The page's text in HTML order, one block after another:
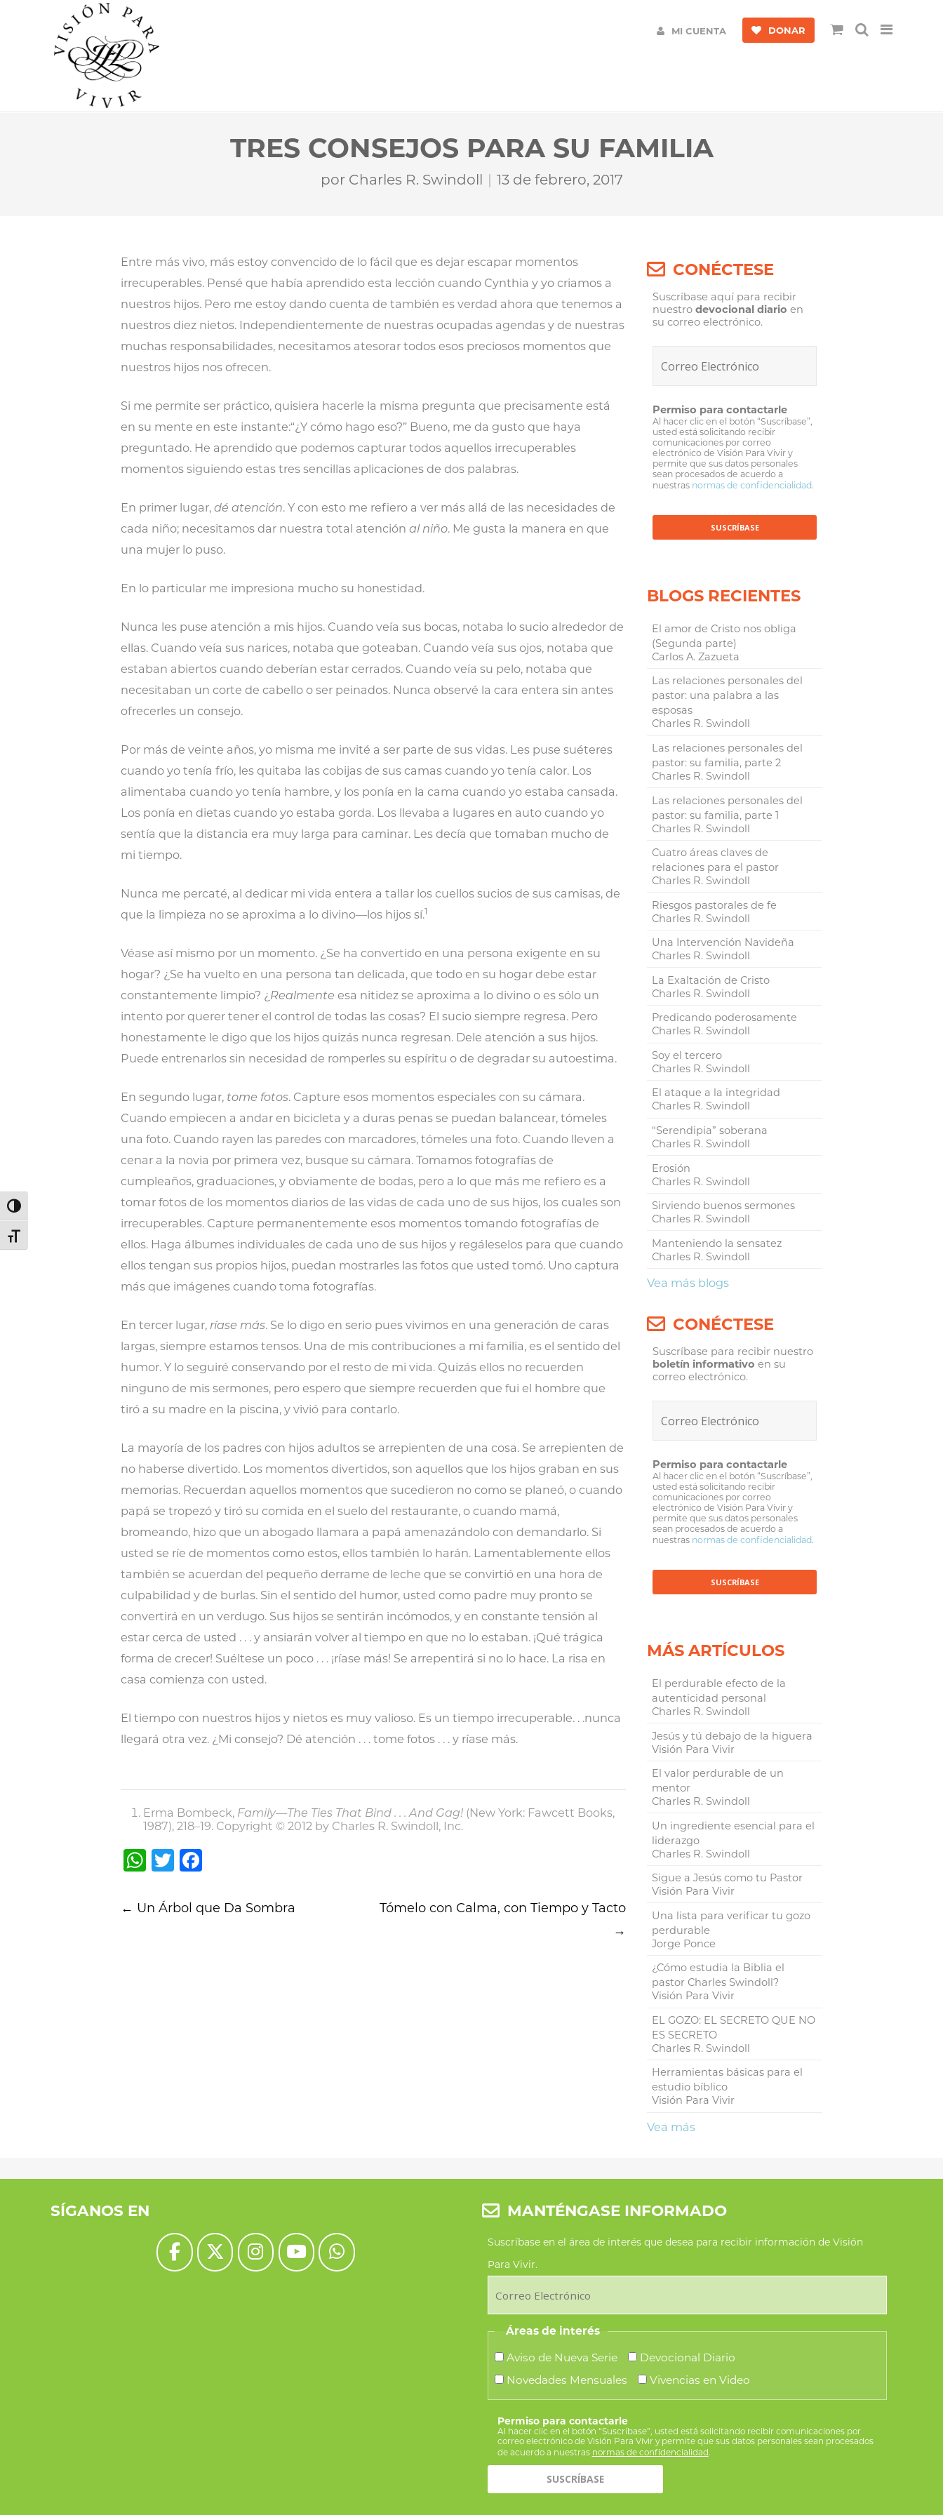
Alternar alto contraste
Alternar tamaño de letra
MI CUENTA DONAR
TRES CONSEJOS PARA SU FAMILIA
por Charles R. Swindoll 13 de febrero, 2017
Entre más vivo, más estoy convencido de lo fácil que es dejar escapar momentos
irrecuperables. Pensé que había aprendido esta lección cuando Cynthia y yo criamos a
nuestros hijos. Pero me estoy dando cuenta de también es verdad ahora que tenemos a
nuestros diez nietos. Independientemente de nuestras ocupadas agendas y de nuestras
muchas responsabilidades, necesitamos atesorar todos esos preciosos momentos que
nuestros hijos nos ofrecen.
Si me permite ser práctico, quisiera hacerle la misma pregunta que precisamente está
en su mente en este instante:“¿Y cómo hago eso?” Bueno, me da gusto que haya
preguntado. He aprendido que podemos capturar todos aquellos irrecuperables
momentos siguiendo estas tres sencillas aplicaciones de dos palabras.
En primer lugar, dé atención. Y con esto me refiero a ver más allá de las necesidades de
cada niño; necesitamos dar nuestra total atención al niño. Me gusta la manera en que
una mujer lo puso.
En lo particular me impresiona mucho su honestidad.
Nunca les puse atención a mis hijos. Cuando veía sus bocas, notaba lo sucio alrededor de
ellas. Cuando veía sus narices, notaba que goteaban. Cuando veía sus ojos, notaba que
estaban abiertos cuando deberían estar cerrados. Cuando veía su pelo, notaba que
necesitaban un corte de cabello o ser peinados. Nunca observé la cara entera sin antes
ofrecerles un consejo.
Por más de veinte años, yo misma me invité a ser parte de sus vidas. Les puse suéteres
cuando yo tenía frío, les quitaba las cobijas de sus camas cuando yo tenía calor. Los
alimentaba cuando yo tenía hambre, y los ponía en la cama cuando yo estaba cansada.
Los ponía en dietas cuando yo estaba gorda. Los llevaba a lugares en auto cuando yo
sentía que la distancia era muy larga para caminar. Les decía que tomaban mucho de
mi tiempo.
Nunca me percaté, al dedicar mi vida entera a tallar los cuellos sucios de sus camisas, de
que la limpieza no se aproxima a lo divino—los hijos sí.1
Véase así mismo por un momento. ¿Se ha convertido en una persona exigente en su
hogar? ¿Se ha vuelto en una persona tan delicada, que todo en su hogar debe estar
constantemente limpio? ¿ Realmente esa nitidez se aproxima a lo divino o es sólo un
intento por querer tener el control de todas las cosas? El sucio siempre regresa. Pero
honestamente le digo que los hijos quizás nunca regresan. Dele atención a sus hijos.
Puede entrenarlos sin necesidad de romperles su espíritu o de degradar su autoestima.
En segundo lugar, tome fotos. Capture esos momentos especiales con su cámara.
Cuando empiecen a andar en bicicleta y a duras penas se puedan balancear, tómeles
una foto. Cuando rayen las paredes con marcadores, tómeles una foto. Cuando lleven a
cenar a la novia por primera vez, busque su cámara. Tomamos fotografías de
cumpleaños, graduaciones, y obviamente de bodas, pero a lo que más me refiero es a
tomar fotos de los momentos diarios de las vidas de cada uno de sus hijos, los cuales son
irrecuperables. Capture permanentemente esos momentos tomando fotografías de
ellos. Haga álbumes individuales de cada uno de sus hijos y regáleselos para que cuando
ellos tengan sus propios hijos, puedan mostrarles las fotos que usted tomó. Uno captura
más que imágenes cuando toma fotografías.
En tercer lugar, ríase más. Se lo digo en serio pues vivimos en una generación de caras
largas, siempre estamos tensos. Una de mis contribuciones a mi familia, es el sentido del
humor. Y lo seguiré conservando por el resto de mi vida. Quizás ellos no recuerden
ninguno de mis sermones, pero espero que siempre recuerden que fui el hombre que
tiró a su madre en la piscina, y vivió para contarlo.
La mayoría de los padres con hijos adultos se arrepienten de una cosa. Se arrepienten de
no haberse divertido. Los momentos divertidos, son aquellos que los hijos graban en sus
memorias. Recuerdan aquellos momentos que sucedieron no como se planeó, o cuando
papá se tropezó y tiró su comida en el suelo del restaurante, o cuando mamá,
bromeando, hizo que un abogado llamara a papá amenazándolo con demandarlo. Si
usted se ríe de momentos como estos, ellos también lo harán. Lamentablemente ellos
también se acuerdan del pequeño derrame de leche que se convirtió en una hora de
culpabilidad y de burlas. Sin el sentido del humor, usted como padre muy pronto se
convertirá en un verdugo. Sus hijos se sentirán incómodos, y en constante tensión al
estar cerca de usted . . . y ansiarán volver al tiempo en que no lo estaban. ¡Qué trágica
forma de crecer! Suéltese un poco . . . ¡ríase más! Se arrepentirá si no lo hace. La risa en
casa comienza con usted.
El tiempo con nuestros hijos y nietos es muy valioso. Es un tiempo irrecuperable. . .nunca
llegará otra vez. ¿Mi consejo? Dé atención . . . tome fotos . . . y ríase más.
Erma Bombeck, Family—The Ties That Bind . . . And Gag! (New York: Fawcett Books,
1987), 218–19. Copyright © 2012 by Charles R. Swindoll, Inc.
WhatsApp
Twitter
navigation
← Un Árbol que Da Sombra
Tómelo con Calma, con Tiempo y Tacto
→
CONÉCTESE
Suscríbase aquí para recibir
nuestrodevocional diario en
su correo electrónico.
Permiso para contactarle
Al hacer clic en el botón “Suscríbase”,
usted está solicitando recibir
comunicaciones por correo
electrónico de Visión Para Vivir y
permite que sus datos personales
sean procesados de acuerdo a
nuestras normas de confidencialidad.
BLOGS RECIENTES
El amor de Cristo nos obliga
(Segunda parte)
Carlos A. Zazueta
Las relaciones personales del
pastor: una palabra a las
esposas
Charles R. Swindoll
Las relaciones personales del
pastor: su familia, parte 2
Charles R. Swindoll
Las relaciones personales del
pastor: su familia, parte 1
Charles R. Swindoll
Cuatro áreas claves de
relaciones para el pastor
Charles R. Swindoll
Riesgos pastorales de fe
Charles R. Swindoll
Una Intervención Navideña
Charles R. Swindoll
La Exaltación de Cristo
Charles R. Swindoll
Predicando poderosamente
Charles R. Swindoll
Soy el tercero
Charles R. Swindoll
El ataque a la integridad
Charles R. Swindoll
“Serendipia” soberana
Charles R. Swindoll
Erosión
Charles R. Swindoll
Sirviendo buenos sermones
Charles R. Swindoll
Manteniendo la sensatez
Charles R. Swindoll
Vea más blogs
CONÉCTESE
Suscríbase para recibir nuestro
boletín informativo en su
correo electrónico.
Permiso para contactarle
Al hacer clic en el botón “Suscríbase”,
usted está solicitando recibir
comunicaciones por correo
electrónico de Visión Para Vivir y
permite que sus datos personales
sean procesados de acuerdo a
nuestras normas de confidencialidad.
MÁS ARTÍCULOS
El perdurable efecto de la
autenticidad personal
Charles R. Swindoll
Jesús y tú debajo de la higuera
Visión Para Vivir
El valor perdurable de un
mentor
Charles R. Swindoll
Un ingrediente esencial para el
liderazgo
Charles R. Swindoll
Sigue a Jesús como tu Pastor
Visión Para Vivir
Una lista para verificar tu gozo
perdurable
Jorge Ponce
¿Cómo estudia la Biblia el
pastor Charles Swindoll?
Visión Para Vivir
EL GOZO: EL SECRETO QUE NO
ES SECRETO
Charles R. Swindoll
Herramientas básicas para el
estudio bíblico
Visión Para Vivir
Vea más
SÍGANOS EN MANTÉNGASE INFORMADO
Suscríbase en el área de interés que desea para recibir información de Visión
Para Vivir.
Áreas de interés
Aviso de Nueva Serie
Devocional Diario
Novedades Mensuales
Vivencias en Video
Permiso para contactarle
Al hacer clic en el botón “Suscríbase”, usted está solicitando recibir comunicaciones por
correo electrónico de Visión Para Vivir y permite que sus datos personales sean procesados
de acuerdo a nuestras normas de confidencialidad.